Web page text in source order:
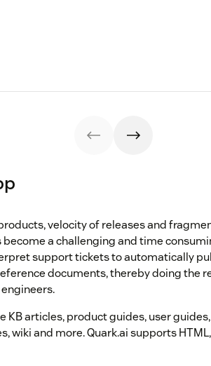
velocity of releases and
a challenging and time
support tickets to automatically
documents, thereby doing the
KB articles, product guides, user
and more. Quark.ai supports HTML,